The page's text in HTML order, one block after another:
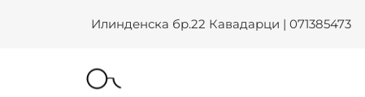
Илинденска бр.22 Кавадарци | 071385473